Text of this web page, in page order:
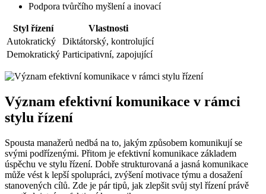
Podpora tvůrčího myšlení a inovací
Styl řízení
Vlastnosti
Autokratický
Diktátorský, kontrolující
Demokratický Participativní, zapojující
Význam efektivní komunikace v rámci
stylu řízení
Spousta manažerů nedbá na to, jakým způsobem komunikují se
svými podřízenými. Přitom je efektivní komunikace základem
úspěchu ve stylu řízení. Dobře strukturovaná a jasná komunikace
může vést k lepší spolupráci, zvýšení motivace týmu a dosažení
stanovených cílů. Zde je pár tipů, jak zlepšit svůj styl řízení právě